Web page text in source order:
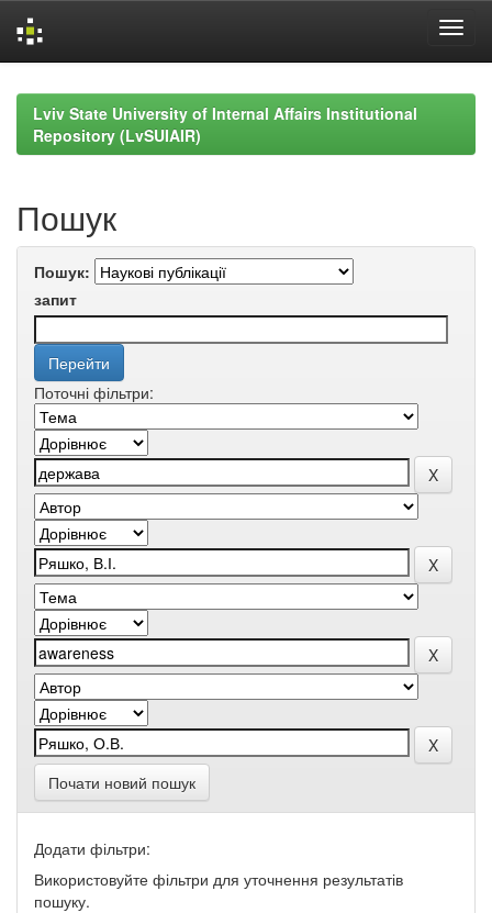
navigationLviv State University of Internal Affairs Institutional
Repository (LvSUIAIR)
Пошук
Пошук:
запит
Поточні фільтри:
Почати новий пошук
Додати фільтри:
Використовуйте фільтри для уточнення результатів
пошуку.